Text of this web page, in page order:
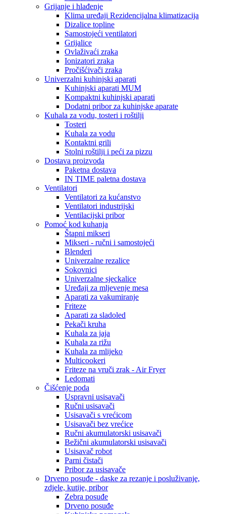
Grijanje i hlađenje
Klima uređaji Rezidencijalna klimatizacija
Dizalice topline
Samostojeći ventilatori
Grijalice
Ovlaživaći zraka
Ionizatori zraka
Pročišćivači zraka
Univerzalni kuhinjski aparati
Kuhinjski aparati MUM
Kompaktni kuhinjski aparati
Dodatni pribor za kuhinjske aparate
Kuhala za vodu, tosteri i roštilji
Tosteri
Kuhala za vodu
Kontaktni grili
Stolni roštilji i peći za pizzu
Dostava proizvoda
Paketna dostava
IN TIME paletna dostava
Ventilatori
Ventilatori za kućanstvo
Ventilatori industrijski
Ventilacijski pribor
Pomoć kod kuhanja
Štapni mikseri
Mikseri - ručni i samostojeći
Blenderi
Univerzalne rezalice
Sokovnici
Univerzalne sjeckalice
Uređaji za mljevenje mesa
Aparati za vakumiranje
Friteze
Aparati za sladoled
Pekači kruha
Kuhala za jaja
Kuhala za rižu
Kuhala za mlijeko
Multicookeri
Friteze na vruči zrak - Air Fryer
Ledomati
Čišćenje poda
Uspravni usisavači
Ručni usisavači
Usisavači s vrećicom
Usisavači bez vrećice
Ručni akumulatorski usisavači
Bežični akumulatorski usisavači
Usisavač robot
Parni čistači
Pribor za usisavače
Drveno posuđe - daske za rezanje i posluživanje,
zdjele, kutije, pribor
Zebra posuđe
Drveno posuđe